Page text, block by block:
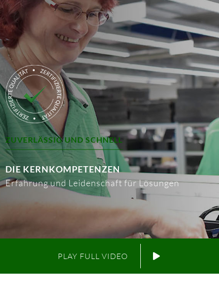
ZUVERLÄSSIG UND SCHNELL
DIE KERNKOMPETENZEN
Erfahrung und Leidenschaft für Lösungen
PLAY FULL VIDEO